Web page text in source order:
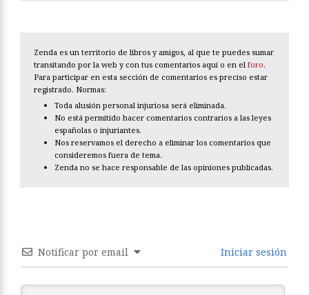
Zenda es un territorio de libros y amigos, al que te puedes sumar
transitando por la web y con tus comentarios aquí o en el foro.
Para participar en esta sección de comentarios es preciso estar
registrado. Normas:
Toda alusión personal injuriosa será eliminada.
No está permitido hacer comentarios contrarios a las leyes
españolas o injuriantes.
Nos reservamos el derecho a eliminar los comentarios que
consideremos fuera de tema.
Zenda no se hace responsable de las opiniones publicadas.
Notificar por email Iniciar sesión